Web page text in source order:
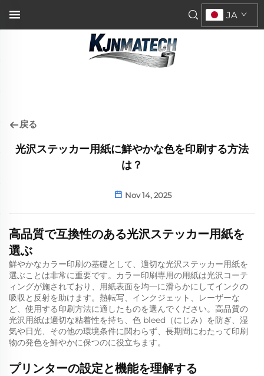
JA
戻る
光沢ステッカー用紙に鮮やかな色を印刷する方法
は？
Nov 14, 2025
高品質で互換性のある光沢ステッカー用紙を
選ぶ
鮮やかなカラー印刷の基礎として、適切な光沢ステッカー用紙を
選ぶことは非常に重要です。カラー印刷専用の用紙は光沢コーテ
ィングが施されており、用紙表面を均一に滑らかにしてインクの
吸収と反射を助けます。熱転写、インクジェット、レーザーな
ど、使用する印刷方法に適したものを選んでください。高品質の
光沢用紙は適切な粘着性を持ち、色 bleed（にじみ）を防ぎ、湿
気や日光、その他の環境条件に関わらず、長期間にわたって印刷
物の発色を鮮やかに保つのに役立ちます。
プリンターの設定と機能を理解する